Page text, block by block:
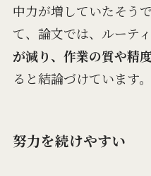
中力が増していたそう
て、論文では、ルーテ
が減り、作業の質や精
ると結論づけています。
努力を続けやすい